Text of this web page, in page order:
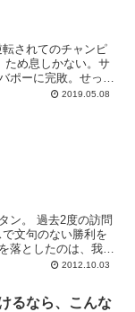
されてのチャンピ
ため息しかない。サ
ポーに完敗。せっせ
ルデチーム。2019.05.08
の訪問
文句のない勝利を
落としたのは、我ら
2012.10.03
るなら、こんな